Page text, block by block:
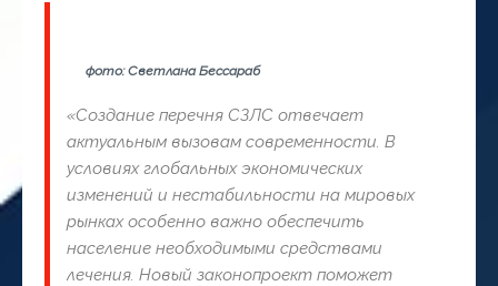
фото: Светлана Бессараб
«Создание перечня СЗЛС отвечает
актуальным вызовам современности. В
условиях глобальных экономических
изменений и нестабильности на мировых
рынках особенно важно обеспечить
население необходимыми средствами
лечения. Новый законопроект поможет